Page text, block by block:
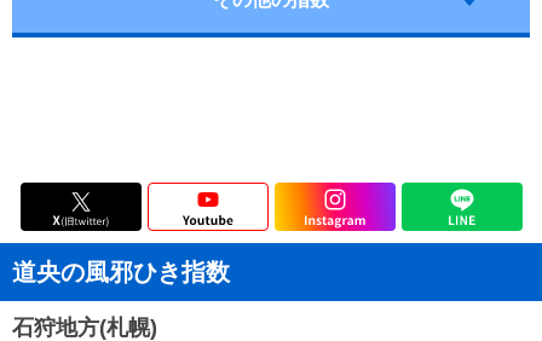
道央の風邪ひき指数
石狩地方(札幌)